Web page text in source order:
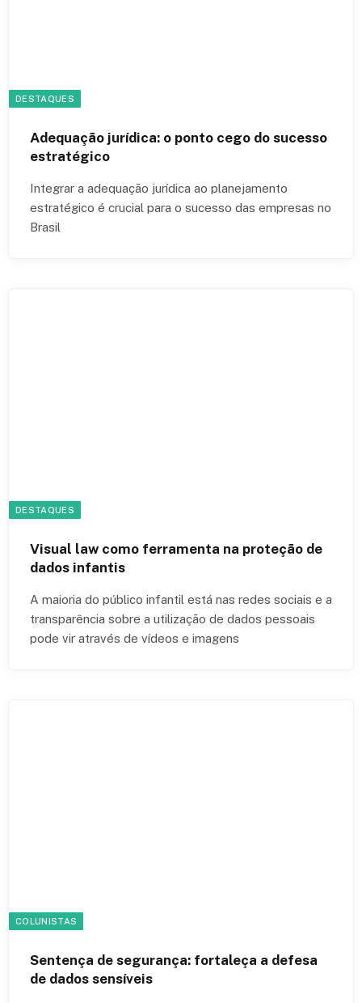
DESTAQUES
Adequação jurídica: o ponto cego do sucesso
estratégico
Integrar a adequação jurídica ao planejamento
estratégico é crucial para o sucesso das empresas no
Brasil
DESTAQUES
Visual law como ferramenta na proteção de
dados infantis
A maioria do público infantil está nas redes sociais e a
transparência sobre a utilização de dados pessoais
pode vir através de vídeos e imagens
COLUNISTAS
Sentença de segurança: fortaleça a defesa
de dados sensíveis